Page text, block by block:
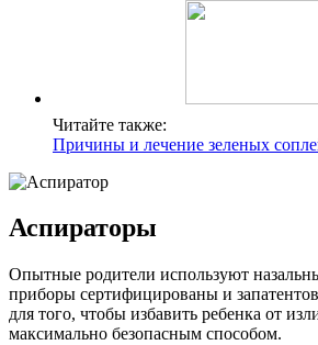
Читайте также:
Причины и лечение зеленых
Аспираторы
Опытные родители используют
приборы сертифицированы и
для того, чтобы избавить ребенка от
максимально безопасным способом.